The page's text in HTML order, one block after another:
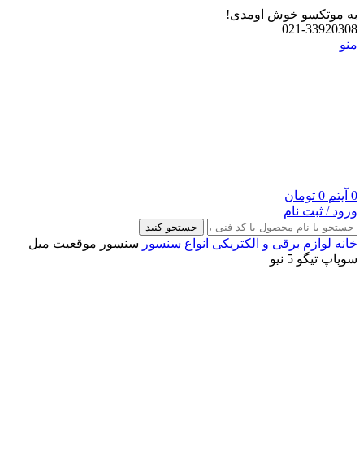
به موتکسو خوش اومدی!
021-33920308
منو
0 آیتم 0 تومان
ورود / ثبت نام
جستجو کنید
خانه لوازم برقی و الکتریکی انواع سنسور سنسور موقعیت میل
سوپاپ تیگو 5 نیو